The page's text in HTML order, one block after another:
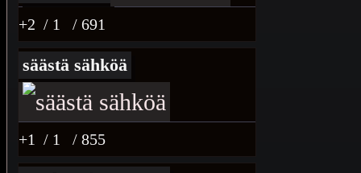
+2 / 1 / 691
säästä sähköä
+1 / 1 / 855